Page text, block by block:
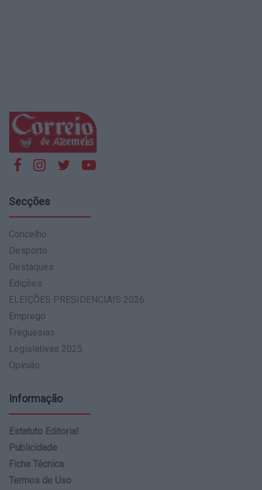
Secções
Concelho
Desporto
Destaques
Edições
ELEIÇÕES PRESIDENCIAIS 2026
Emprego
Freguesias
Legislativas 2025
Opinião
Informação
Estatuto Editorial
Publicidade
Ficha Técnica
Termos de Uso